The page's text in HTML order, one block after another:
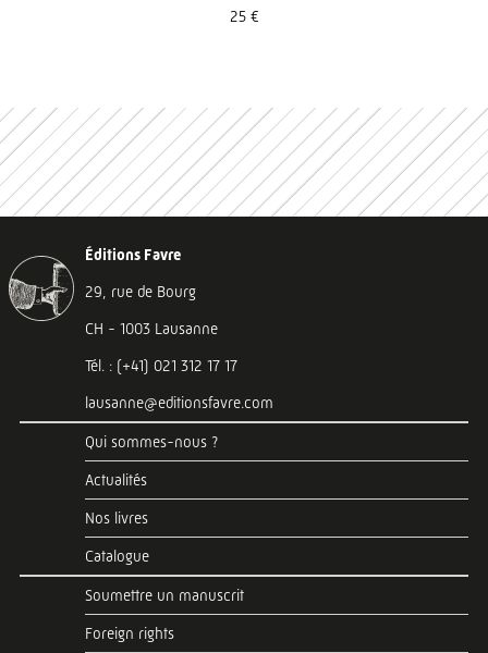
25 €
Éditions Favre
29, rue de Bourg
CH - 1003 Lausanne
Tél. : (+41) 021 312 17 17
lausanne@editionsfavre.com
Qui sommes-nous ?
Actualités
Nos livres
Catalogue
Soumettre un manuscrit
Foreign rights